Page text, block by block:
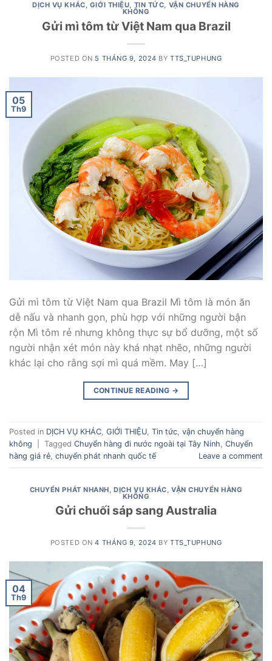
DỊCH VỤ KHÁC, GIỚI THIỆU, TIN TỨC, VẬN CHUYỂN HÀNG
KHÔNG
Gửi mì tôm từ Việt Nam qua Brazil
POSTED ON 5 THÁNG 9, 2024 BYTTS_TUPHUNG
05
Th9
Gửi mì tôm từ Việt Nam qua Brazil Mì tôm là món ăn
dễ nấu và nhanh gọn, phù hợp với những người bận
rộn Mì tôm rẻ nhưng không thực sự bổ dưỡng, một số
người nhận xét món này khá nhạt nhẽo, những người
khác lại cho rằng sợi mì quá mềm. May […]
CONTINUE READING →
Posted in DỊCH VỤ KHÁC, GIỚI THIỆU, Tin tức, vận chuyển hàng
không
Tagged Chuyển hàng đi nước ngoài tại Tây Ninh, Chuyển
hàng giá rẻ, chuyển phát nhanh quốc tế Leave a comment
CHUYỂN PHÁT NHANH,DỊCH VỤ KHÁC,VẬN CHUYỂN HÀNG
KHÔNG
Gửi chuối sáp sang Australia
POSTED ON4 THÁNG 9, 2024 BYTTS_TUPHUNG
04
Th9